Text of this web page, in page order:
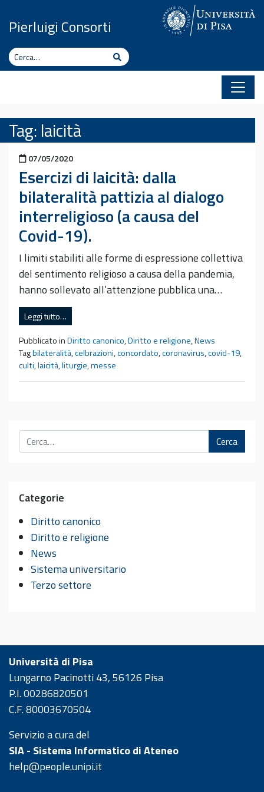
Pierluigi Consorti
Cerca Cerca
Tag: laicità
Pubblicato il
07/05/2020
Esercizi di laicità: dalla
bilateralità pattizia al dialogo
interreligioso (a causa del
Covid-19).
I limiti stabiliti alle forme di espressione collettiva
del sentimento religioso a causa della pandemia,
hanno sollevato all’attenzione pubblica una…
Leggi tutto…
Pubblicato inDiritto canonico,Diritto e religione,News
Tagbilateralità,celbrazioni,concordato,coronavirus,covid-19,
culti,laicità,liturgie,messe
Cerca
Categorie
Diritto canonico
Diritto e religione
News
Sistema universitario
Terzo settore
Università di Pisa
Lungarno Pacinotti 43, 56126 Pisa
P.I. 00286820501
C.F. 80003670504
Servizio a cura del
SIA - Sistema Informatico di Ateneo
help@people.unipi.it